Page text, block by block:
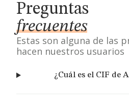
Preguntas
frecuentes
Estas son alguna de las
hacen nuestros usuarios
¿Cuál es el CIF de